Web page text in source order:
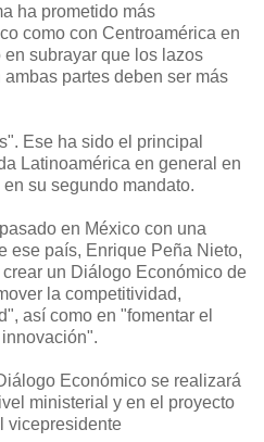
ha prometido más
como con Centroamérica en
subrayar que los lazos
partes deben ser más
Ese ha sido el principal
Latinoamérica en general en
su segundo mandato.
en México con una
ese país, Enrique Peña Nieto,
un Diálogo Económico de
la competitividad,
así como en "fomentar el
Económico se realizará
ministerial y en el proyecto
vicepresidente